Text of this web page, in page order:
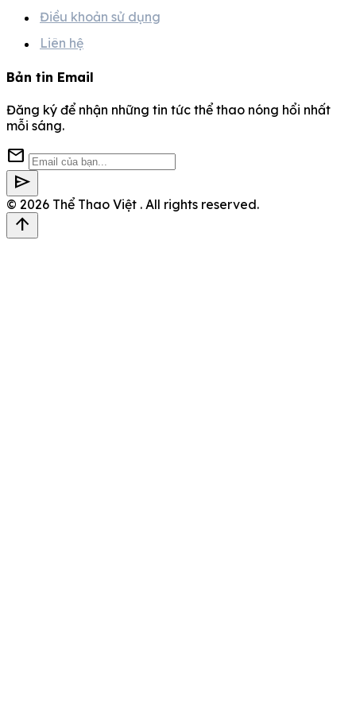
Điều khoản sử dụng
Liên hệ
Bản tin Email
Đăng ký để nhận những tin tức thể thao nóng hổi nhất
mỗi sáng.
mail
send
© 2026 Thể Thao Việt . All rights reserved.
arrow_upward